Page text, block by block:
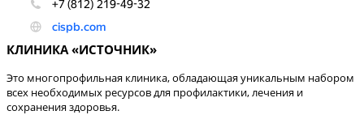
КЛИНИКА «ИСТОЧНИК»
Это многопрофильная клиника, обладающая уникальным набором
всех необходимых ресурсов для профилактики, лечения и
сохранения здоровья.